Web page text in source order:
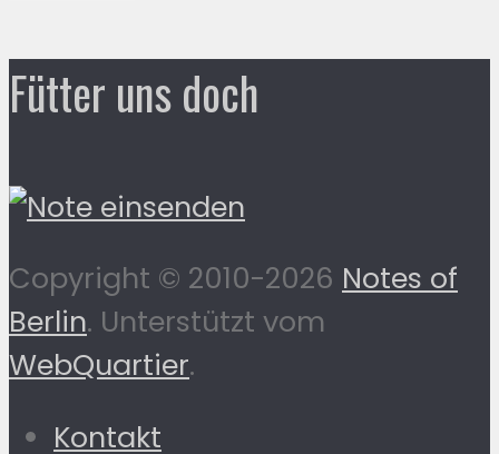
Fütter uns doch
Copyright © 2010-2026 Notes of
Berlin. Unterstützt vom
WebQuartier.
Kontakt